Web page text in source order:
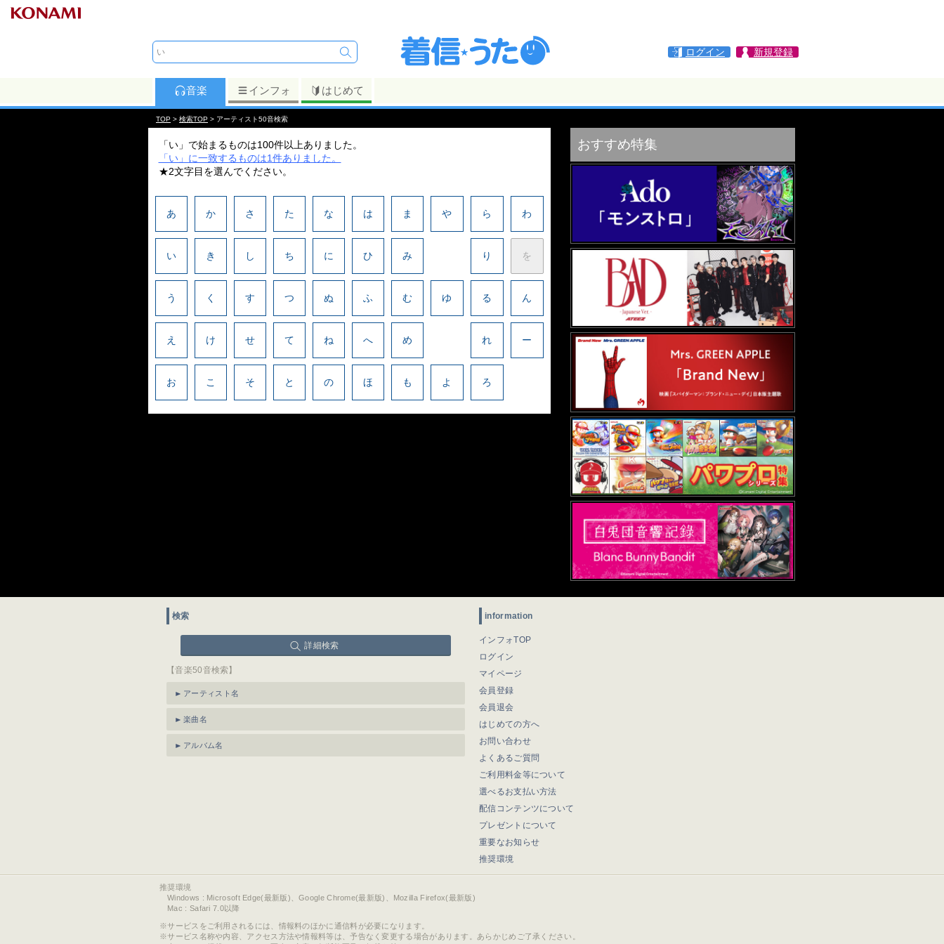
ログイン 新規登録
音楽 インフォ はじめて
TOP > 検索TOP > アーティスト50音検索
「い」で始まるものは100件以上ありました。
「い」に一致するものは1件ありました。
★2文字目を選んでください。
あ
い
う
え
お
か
き
く
け
こ
さ
し
す
せ
そ
た
ち
つ
て
と
な
に
ぬ
ね
の
は
ひ
ふ
へ
ほ
ま
み
む
め
も
や
ゆ
よ
ら
り
る
れ
ろ
わ
を
ん
ー
おすすめ特集
検索
詳細検索
【音楽50音検索】
アーティスト名
楽曲名
アルバム名
information
インフォTOP
ログイン
マイページ
会員登録
会員退会
はじめての方へ
お問い合わせ
よくあるご質問
ご利用料金等について
選べるお支払い方法
配信コンテンツについて
プレゼントについて
重要なお知らせ
推奨環境
推奨環境
Windows : Microsoft Edge(最新版)、Google Chrome(最新版)、Mozilla Firefox(最新版)
Mac : Safari 7.0以降
サービスをご利用されるには、情報料のほかに通信料が必要になります。
サービス名称や内容、アクセス方法や情報料等は、予告なく変更する場合があります。あらかじめご了承ください。